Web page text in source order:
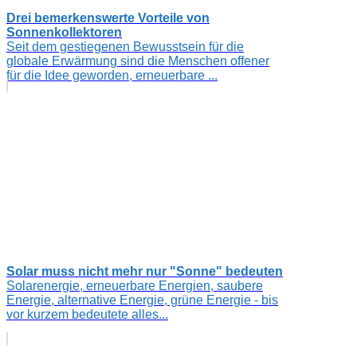
Drei bemerkenswerte Vorteile von
Sonnenkollektoren
Seit dem gestiegenen Bewusstsein für die
globale Erwärmung sind die Menschen offener
für die Idee geworden, erneuerbare ...
Solar muss nicht mehr nur "Sonne" bedeuten
Solarenergie, erneuerbare Energien, saubere
Energie, alternative Energie, grüne Energie - bis
vor kurzem bedeutete alles...